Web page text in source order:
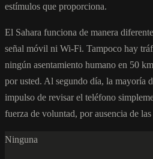
estímulos que proporciona.
El Sahara funciona de manera
señal móvil ni Wi-Fi. Tampoco hay
ningún asentamiento humano en 50
por usted. Al segundo día, la mayoría
impulso de revisar el teléfono
fuerza de voluntad, por ausencia de
Ninguna